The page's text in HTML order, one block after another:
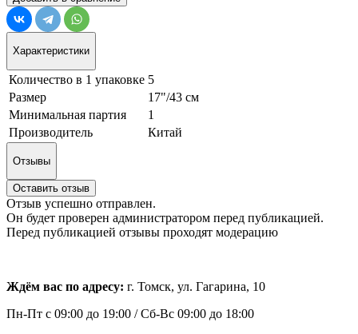
Характеристики
Количество в 1 упаковке 5
Размер
17"/43 см
Минимальная партия
1
Производитель
Китай
Отзывы
Оставить отзыв
Отзыв успешно отправлен.
Он будет проверен администратором перед публикацией.
Перед публикацией отзывы проходят модерацию
Ждём вас по адресу: г. Томск, ул. Гагарина, 10
Пн-Пт с 09:00 до 19:00 /Сб-Вс 09:00 до 18:00